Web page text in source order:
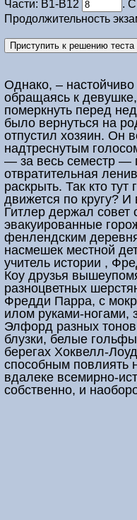
Части: В1-В12
.
Продолжительность
Однако, –
обращаясь к
померкнуть перед
было вернуться на
отпустил хозяин. Он
надтреснутым
— за весь семестр —
отвратительная
раскрыть. Так кто тут
движется по кругу?
Гитлер держал совет
эвакуированные
фенлендским
насмешек местной
учитель истории ,
Коу друзья
разноцветных
Фредди Парра, с
илом руками-
Элфорд разных
блузки, белые
берегах Хоквелл-
способным повлиять
вдалеке всемирно-
собственно, и